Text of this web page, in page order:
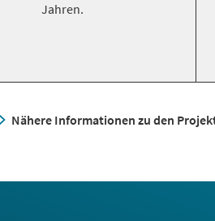
Jahren.
Nähere Informationen zu den